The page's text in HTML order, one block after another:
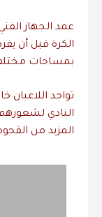
عمد الجهاز
الكرة قبل أن
بمساحات مختلفة
تواجد
النادي
المزيد من